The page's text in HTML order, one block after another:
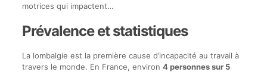
motrices qui impactent…
Prévalence et statistiques
La lombalgie est la première cause d’incapacité au travail à
travers le monde. En France, environ 4 personnes sur 5